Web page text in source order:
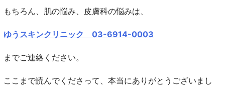
もちろん、肌の悩み、皮膚科の悩みは、
ゆうスキンクリニック 03-6914-0003
までご連絡ください。
ここまで読んでくださって、本当にありがとうございまし